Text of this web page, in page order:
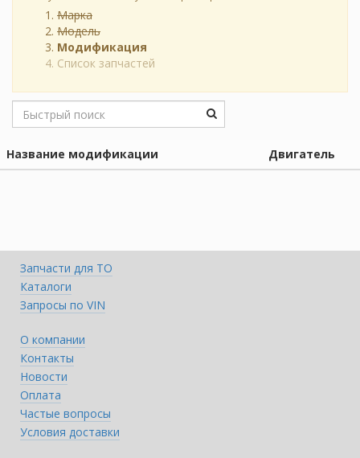
Марка
Модель
Модификация
Список запчастей
Название модификации Двигатель
Запчасти для ТО
Каталоги
Запросы по VIN
О компании
Контакты
Новости
Оплата
Частые вопросы
Условия доставки